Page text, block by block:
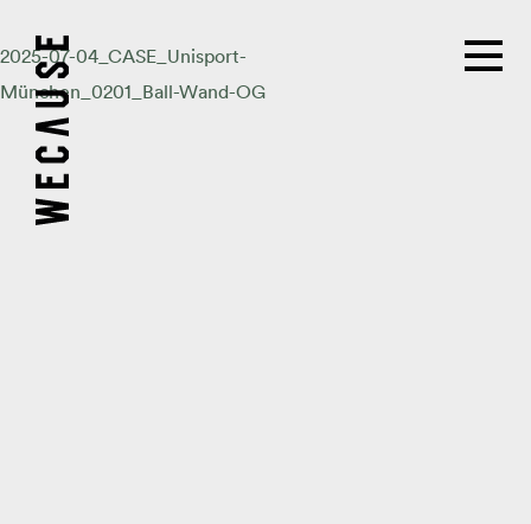
2025-07-04_CASE_Unisport-
München_0201_Ball-Wand-OG